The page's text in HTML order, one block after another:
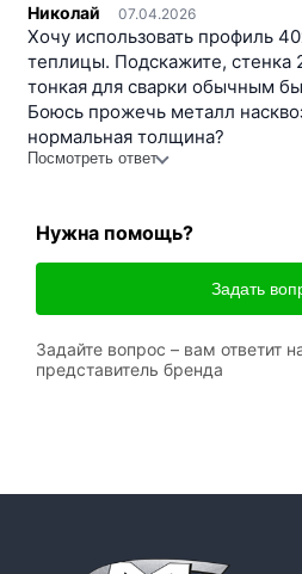
Николай 07.04.2026
Хочу использовать профиль
теплицы. Подскажите,
тонкая для сварки обычным
Боюсь прожечь металл
нормальная толщина?
Посмотреть ответ
Нужна помощь?
Задать
Задайте вопрос – вам ответит
представитель бренда